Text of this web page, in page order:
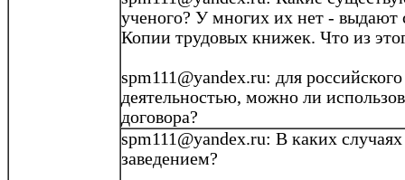
ученого? У многих их нет - выдают
Копии трудовых книжек. Что из
spm111@yandex.ru: для
деятельностью, можно ли
договора?
spm111@yandex.ru: В каких
заведением?